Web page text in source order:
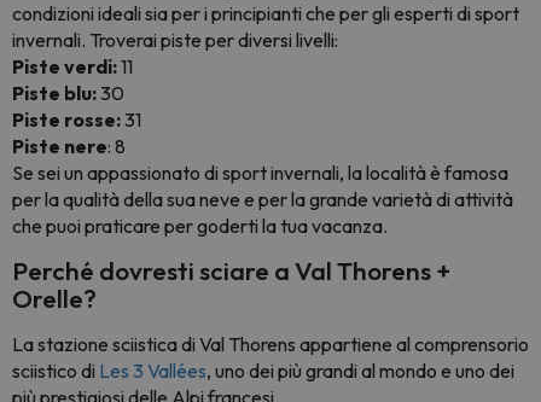
condizioni ideali sia per i principianti che per gli esperti di sport
invernali. Troverai piste per diversi livelli:
Piste verdi:11
Piste blu:30
Piste rosse:31
Piste nere: 8
Se sei un appassionato di sport invernali, la località è famosa
per la qualità della sua neve e per la grande varietà di attività
che puoi praticare per goderti la tua vacanza.
Perché dovresti sciare a Val Thorens +
Orelle?
La stazione sciistica di Val Thorens appartiene al comprensorio
sciistico di Les 3 Vallées, uno dei più grandi al mondo e uno dei
più prestigiosi delle Alpi francesi.